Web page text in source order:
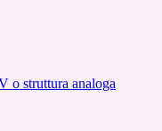
o struttura analoga